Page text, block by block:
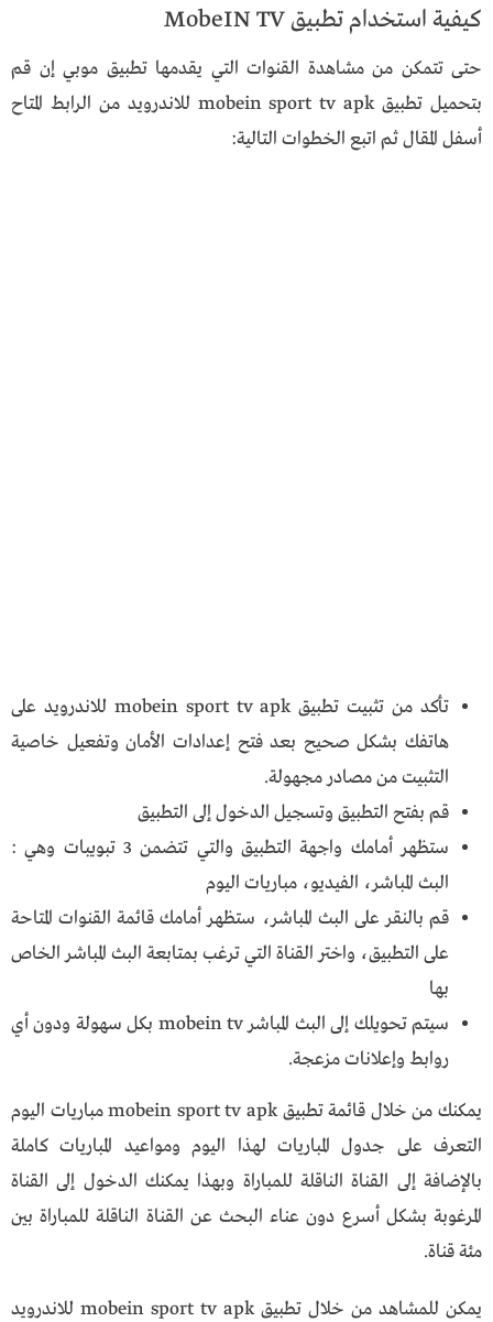
كيفية استخدام تطبيق MobeIN TV
حتى تتمكن من مشاهدة القنوات التي يقدمها تطبيق موبي إن قم
بتحميل تطبيق mobein sport tv apk للاندرويد من الرابط المتاح
أسفل المقال ثم اتبع الخطوات التالية:
تأكد من تثبيت تطبيق mobein sport tv apk للاندرويد على
هاتفك بشكل صحيح بعد فتح إعدادات الأمان وتفعيل خاصية
التثبيت من مصادر مجهولة.
قم بفتح التطبيق وتسجيل الدخول إلى التطبيق
ستظهر أمامك واجهة التطبيق والتي تتضمن 3 تبويبات وهي :
البث المباشر، الفيديو، مباريات اليوم
قم بالنقر على البث المباشر، ستظهر أمامك قائمة القنوات المتاحة
على التطبيق، واختر القناة التي ترغب بمتابعة البث المباشر الخاص
بها
سيتم تحويلك إلى البث المباشرmobein tv بكل سهولة ودون أي
روابط وإعلانات مزعجة.
يمكنك من خلال قائمة تطبيق mobein sport tv apk مباريات اليوم
التعرف على جدول المباريات لهذا اليوم ومواعيد المباريات كاملة
بالإضافة إلى القناة الناقلة للمباراة وبهذا يمكنك الدخول إلى القناة
المرغوبة بشكل أسرع دون عناء البحث عن القناة الناقلة للمباراة بين
مئة قناة.
يمكن للمشاهد من خلال تطبيق mobein sport tv apk للاندرويد